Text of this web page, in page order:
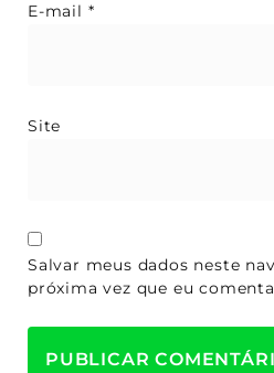
E-mail *
Site
Salvar meus dados neste
próxima vez que eu